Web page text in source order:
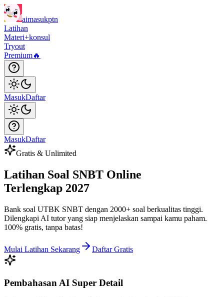
aimasukptn
Latihan
Materi+konsul
Tryout
Premium🔥
MasukDaftar
MasukDaftar
Gratis & Unlimited
Latihan Soal SNBT Online
Terlengkap 2027
Bank soal UTBK SNBT dengan 2000+ soal berkualitas tinggi.
Dilengkapi AI tutor yang siap menjelaskan sampai kamu paham.
100% gratis, tanpa batas!
Mulai Latihan Sekarang Daftar Gratis
Pembahasan AI Super Detail